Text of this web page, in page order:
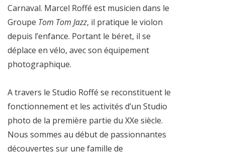
Carnaval. Marcel Roffé est musicien dans le
Groupe Tom Tom Jazz, il pratique le violon
depuis l’enfance. Portant le béret, il se
déplace en vélo, avec son équipement
photographique.
A travers le Studio Roffé se reconstituent le
fonctionnement et les activités d’un Studio
photo de la première partie du XXe siècle.
Nous sommes au début de passionnantes
découvertes sur une famille de